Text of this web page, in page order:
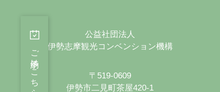
ご予約はこちらから
公益社団法人
伊勢志摩観光コンベンション機構
〒519-0609
伊勢市二見町茶屋420-1